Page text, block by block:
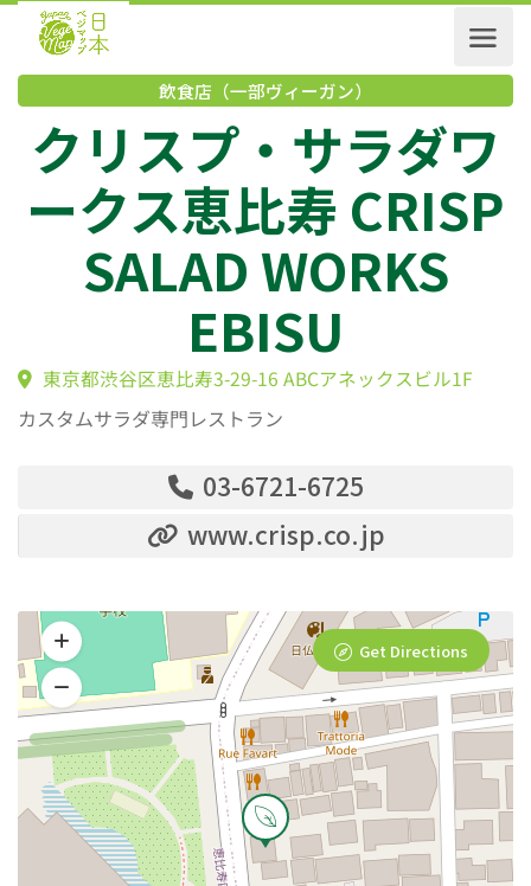
飲食店（一部ヴィーガン）
クリスプ・サラダ
ークス恵比寿
SALAD WORKS
EBISU
東京都渋谷区恵比寿3-29-16 ABCアネックスビル1F
カスタムサラダ専門レストラン
03-6721-6725
www.crisp.co.jp
Get Directions